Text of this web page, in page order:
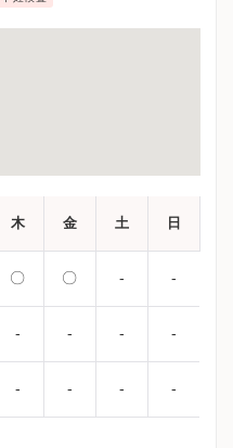
木 金 土 日
〇 〇 - -
- - - -
- - - -